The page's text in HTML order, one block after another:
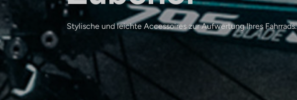
Stylische und leichte Accessoires zur Aufwertung Ihres Fahrrads.